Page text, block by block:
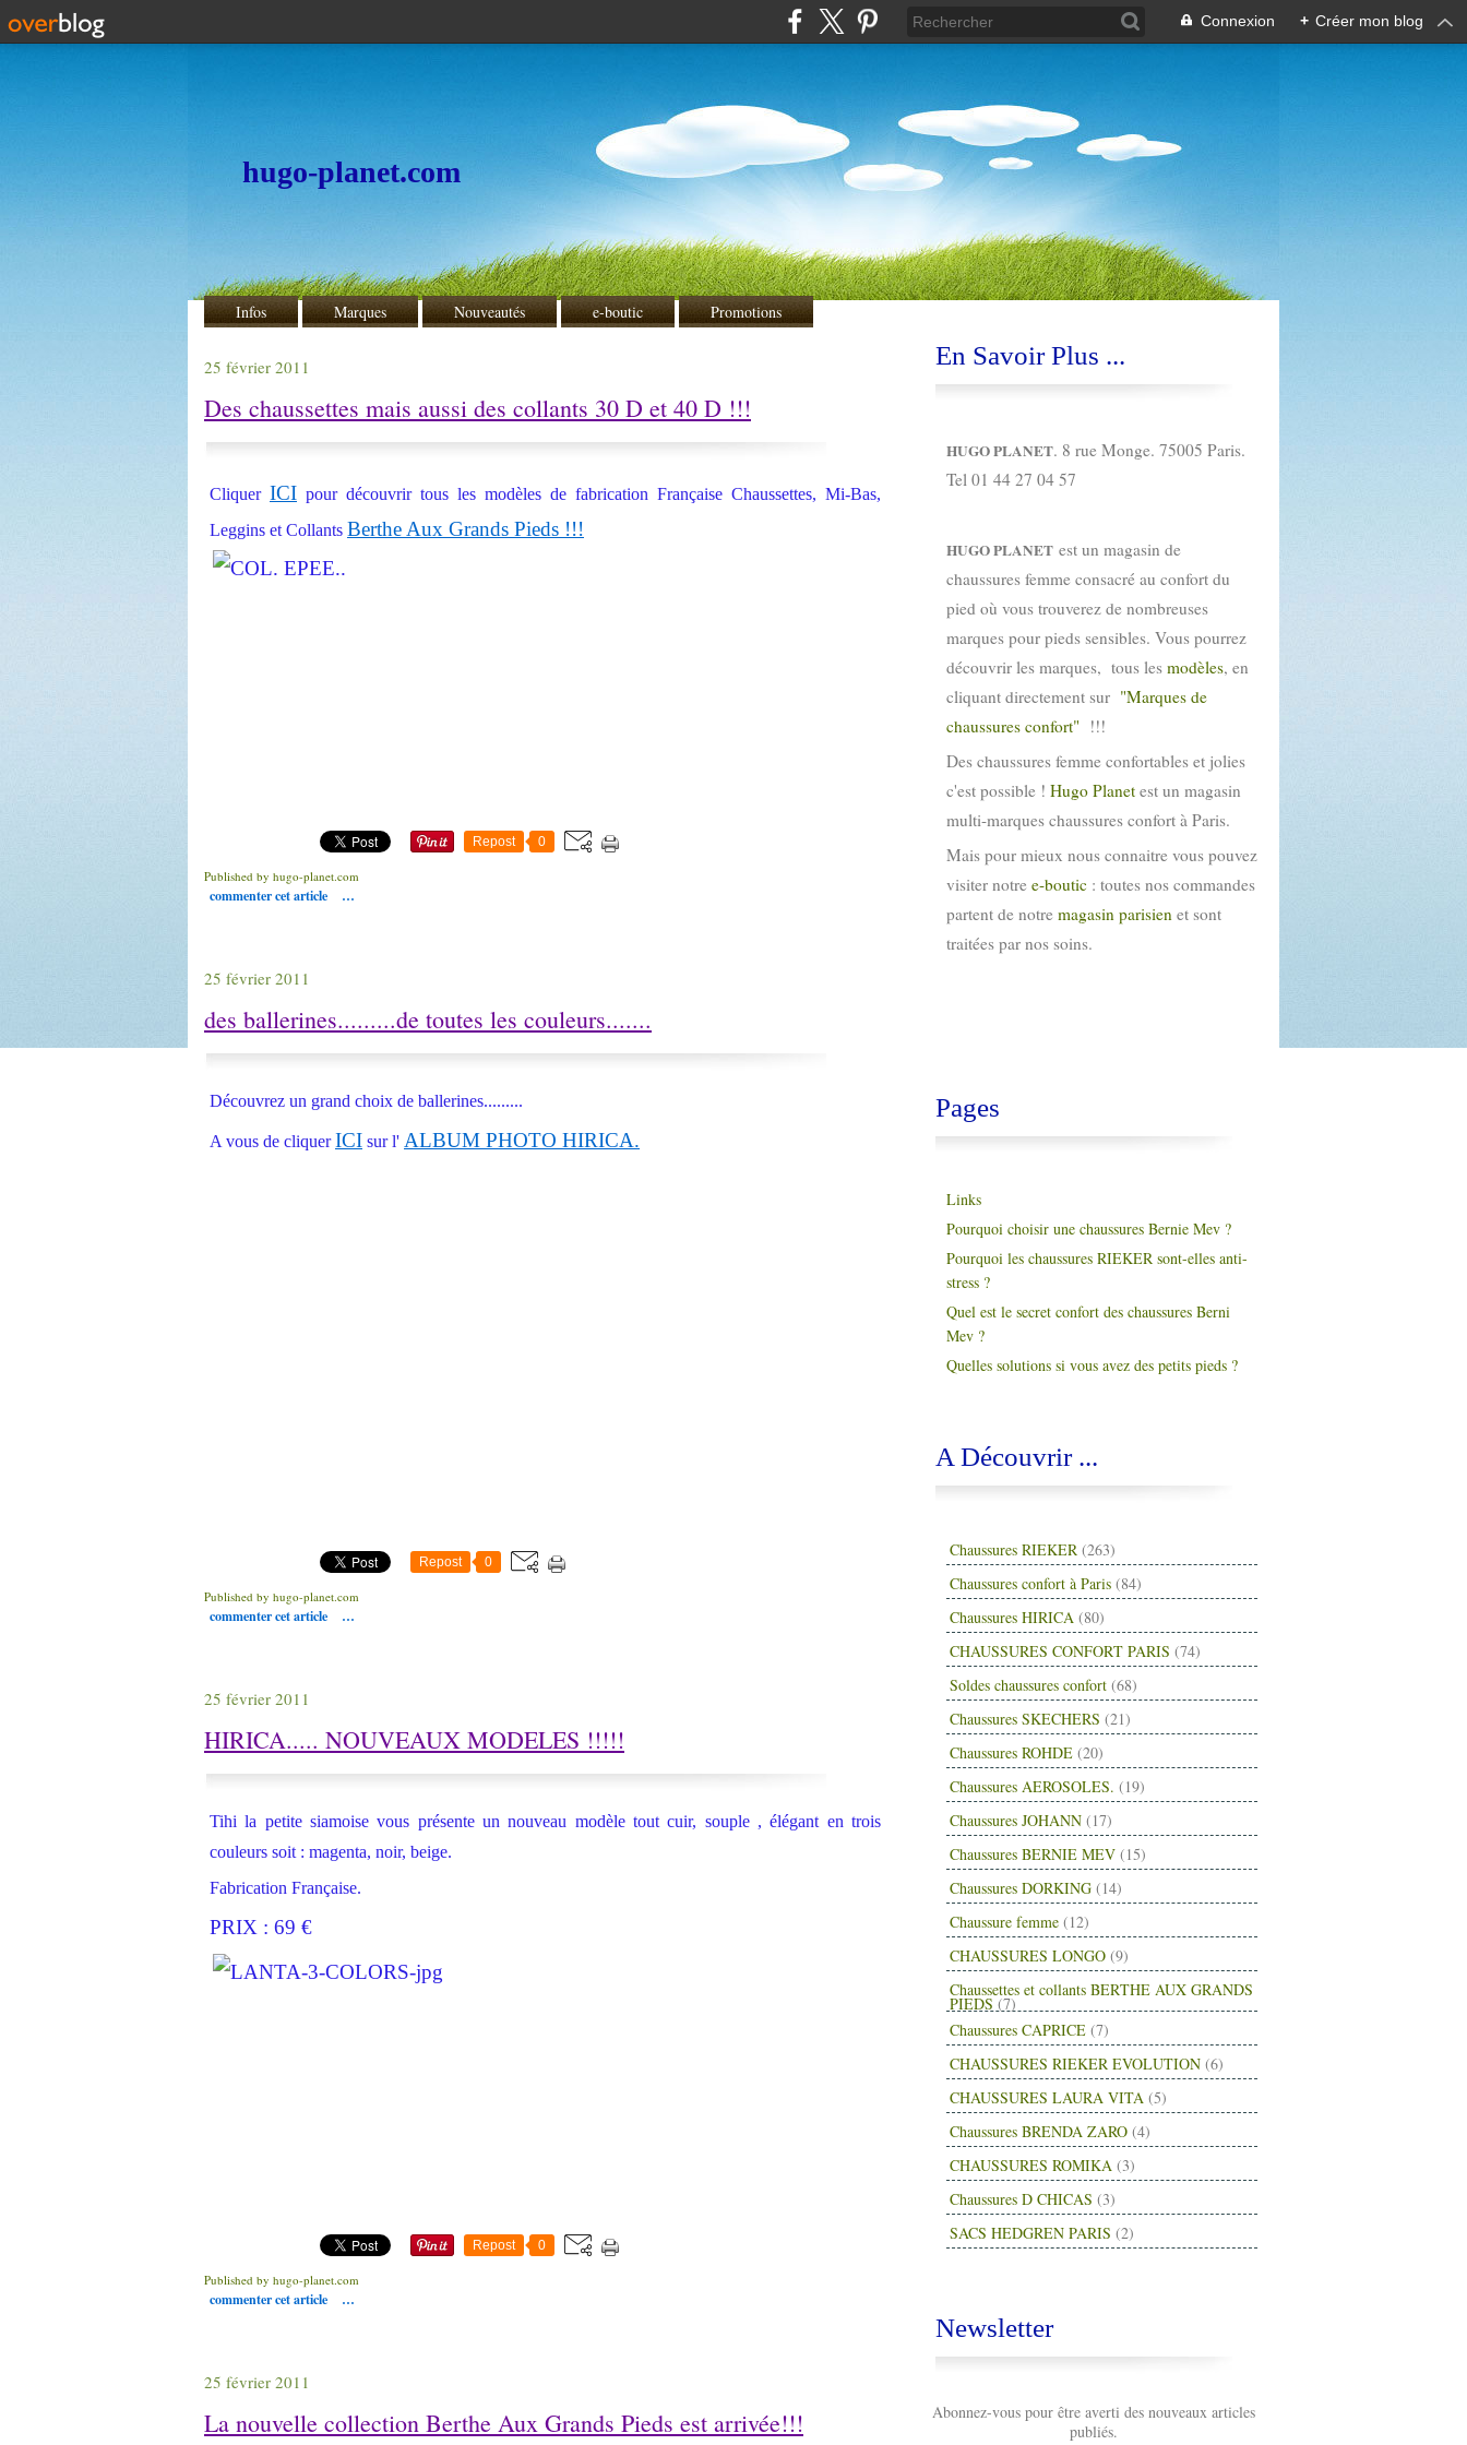
Connexion + Créer mon blog
hugo-planet.com
Infos Marques Nouveautés e-boutic Promotions
25 février 2011
Des chaussettes mais aussi des collants 30 D et 40 D !!!
Cliquer ICI pour découvrir tous les modèles de fabrication Française Chaussettes, Mi-Bas,
Leggins et Collants Berthe Aux Grands Pieds !!!
Repost 0
Published by hugo-planet.com
commenter cet article …
25 février 2011
des ballerines.........de toutes les couleurs.......
Découvrez un grand choix de ballerines.........
A vous de cliquerICI sur l' ALBUM PHOTO HIRICA.
Repost 0
Published by hugo-planet.com
commenter cet article …
25 février 2011
HIRICA..... NOUVEAUX MODELES !!!!!
Tihi la petite siamoise vous présente un nouveau modèle tout cuir, souple , élégant en trois
couleurs soit : magenta, noir, beige.
Fabrication Française.
PRIX : 69 €
Repost 0
Published by hugo-planet.com
commenter cet article …
25 février 2011
La nouvelle collection Berthe Aux Grands Pieds est arrivée!!!
En Savoir Plus ...
HUGO PLANET. 8 rue Monge. 75005 Paris.
Tel 01 44 27 04 57
HUGO PLANET est un magasin de
chaussures femme consacré au confort du
pied où vous trouverez de nombreuses
marques pour pieds sensibles. Vous pourrez
découvrir les marques, tous les modèles, en
cliquant directement sur "Marques de
chaussures confort" !!!
Des chaussures femme confortables et jolies
c'est possible ! Hugo Planet est un magasin
multi-marques chaussures confort à Paris.
Mais pour mieux nous connaitre vous pouvez
visiter notre e-boutic : toutes nos commandes
partent de notre magasin parisien et sont
traitées par nos soins.
Pages
Links
Pourquoi choisir une chaussures Bernie Mev ?
Pourquoi les chaussures RIEKER sont-elles anti-
stress ?
Quel est le secret confort des chaussures Berni
Mev ?
Quelles solutions si vous avez des petits pieds ?
A Découvrir ...
Chaussures RIEKER (263)
Chaussures confort à Paris (84)
Chaussures HIRICA (80)
CHAUSSURES CONFORT PARIS (74)
Soldes chaussures confort (68)
Chaussures SKECHERS (21)
Chaussures ROHDE (20)
Chaussures AEROSOLES. (19)
Chaussures JOHANN (17)
Chaussures BERNIE MEV (15)
Chaussures DORKING (14)
Chaussure femme (12)
CHAUSSURES LONGO (9)
Chaussettes et collants BERTHE AUX GRANDS
PIEDS (7)
Chaussures CAPRICE (7)
CHAUSSURES RIEKER EVOLUTION (6)
CHAUSSURES LAURA VITA (5)
Chaussures BRENDA ZARO (4)
CHAUSSURES ROMIKA (3)
Chaussures D CHICAS (3)
SACS HEDGREN PARIS (2)
Newsletter
Abonnez-vous pour être averti des nouveaux articles
publiés.